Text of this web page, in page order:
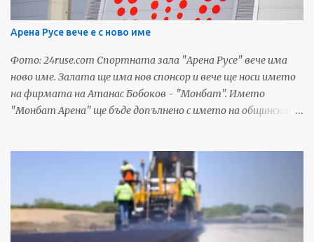
думи..." - възмущава се Светослав Николов в социалната
мрежа. Трябва да се вземат някакви мерки, защото ако
продължаваме в същия дух, кварталите на Малката Виена
наистина ще се превърнат в гето. Източник: Дунав Мост
За още любопитни новини и предстоящи събития от Русе,
последвайте ни в социалните мрежи:
Арена Русе вече е с ново име
Фото: 24ruse.com Спортната зала "Арена Русе" вече има
ново име. Залата ще има нов спонсор и вече ще носи името
на фирмата на Атанас Бобоков - "Монбат". Името
"Монбат Арена" ще бъде допълнено с името на общинската
юли 2015-та година. Първото име на
мултифункционалната зала беше Булстрад Арена.
Източник: Дунав Мост За още любопитни новини и
предстоящи събития от Русе, харесайте нашата Фейсбук
страница - Русенските Новини